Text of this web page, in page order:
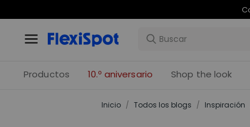
Productos 10.º aniversario Shop the look
Inicio / Todos los blogs / Inspiración